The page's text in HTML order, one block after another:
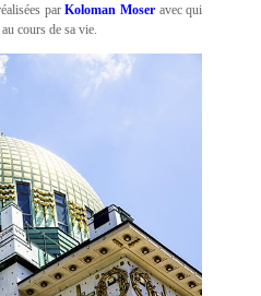
parKoloman Moser avec qui
cours de sa vie.